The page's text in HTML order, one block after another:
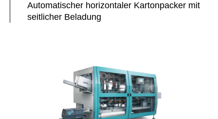
Automatischer horizontaler Kartonpacker mit
seitlicher Beladung